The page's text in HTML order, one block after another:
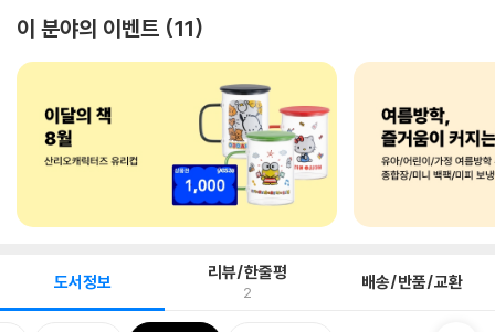
이 분야의 이벤트 11
도서정보 리뷰/한줄평
2 배송/반품/교환